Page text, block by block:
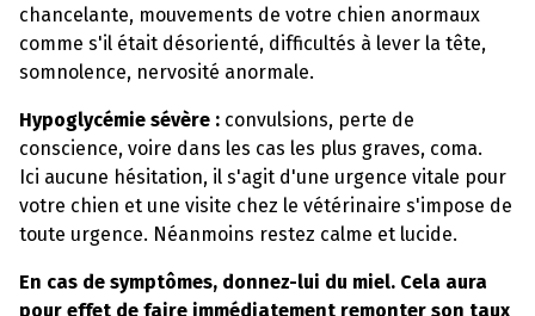
chancelante, mouvements de votre chien anormaux
comme s'il était désorienté, difficultés à lever la tête,
somnolence, nervosité anormale.
Hypoglycémie sévère : convulsions, perte de
conscience, voire dans les cas les plus graves, coma.
Ici aucune hésitation, il s'agit d'une urgence vitale pour
votre chien et une visite chez le vétérinaire s'impose de
toute urgence. Néanmoins restez calme et lucide.
En cas de symptômes, donnez-lui du miel. Cela aura
pour effet de faire immédiatement remonter son taux